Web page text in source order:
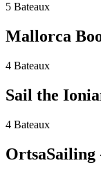
5 Bateaux
Mallorca
4 Bateaux
Sail the
4 Bateaux